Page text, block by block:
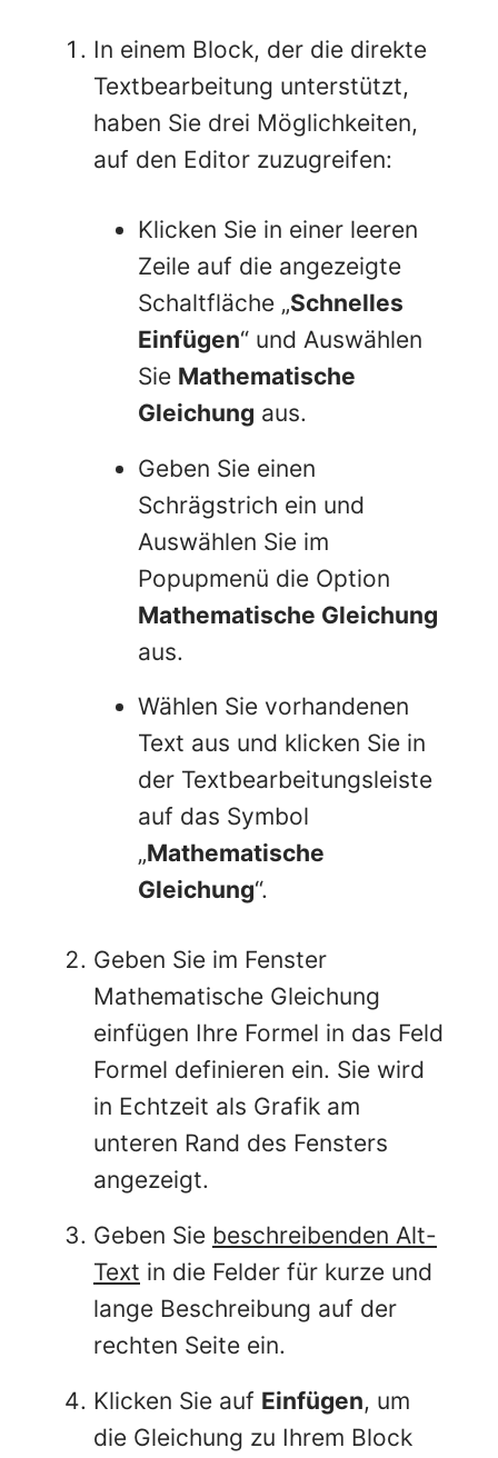
In einem Block, der die direkte
Textbearbeitung unterstützt,
haben Sie drei Möglichkeiten,
auf den Editor zuzugreifen:
Klicken Sie in einer leeren
Zeile auf die angezeigte
Schaltfläche „Schnelles
Einfügen“ und Auswählen
Sie Mathematische
Gleichung aus.
Geben Sie einen
Schrägstrich ein und
Auswählen Sie im
Popupmenü die Option
Mathematische Gleichung
aus.
Wählen Sie vorhandenen
Text aus und klicken Sie in
der Textbearbeitungsleiste
auf das Symbol
„Mathematische
Gleichung“.
Geben Sie im Fenster
Mathematische Gleichung
einfügen Ihre Formel in das Feld
Formel definieren ein. Sie wird
in Echtzeit als Grafik am
unteren Rand des Fensters
angezeigt.
Geben Sie beschreibenden Alt-
Text in die Felder für kurze und
lange Beschreibung auf der
rechten Seite ein.
Klicken Sie auf Einfügen, um
die Gleichung zu Ihrem Block